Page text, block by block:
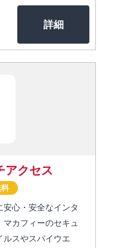
アクセス
心・安全なインタ
カフィーのセキュ
ルスやスパイウエ